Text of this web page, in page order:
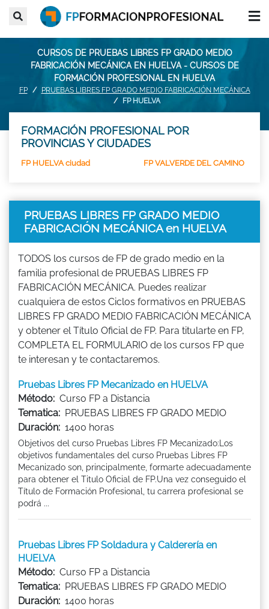
CURSOS DE PRUEBAS LIBRES FP GRADO MEDIO
FABRICACIÓN MECÁNICA EN HUELVA - CURSOS DE
FORMACIÓN PROFESIONAL EN HUELVA
FP
PRUEBAS LIBRES FP GRADO MEDIO FABRICACIÓN MECÁNICA
FP HUELVA
FORMACIÓN PROFESIONAL POR
PROVINCIAS Y CIUDADES
FP HUELVA ciudad FP VALVERDE DEL CAMINO
PRUEBAS LIBRES FP GRADO MEDIO
FABRICACIÓN MECÁNICA en HUELVA
TODOS los cursos de FP de grado medio en la
familia profesional de PRUEBAS LIBRES FP
FABRICACIÓN MECÁNICA. Puedes realizar
cualquiera de estos Ciclos formativos en PRUEBAS
LIBRES FP GRADO MEDIO FABRICACIÓN MECÁNICA
y obtener el Título Oficial de FP. Para titularte en FP,
COMPLETA EL FORMULARIO de los cursos FP que
te interesan y te contactaremos.
Pruebas Libres FP Mecanizado en HUELVA
Método: Curso FP a Distancia
Tematica: PRUEBAS LIBRES FP GRADO MEDIO
Duración: 1400 horas
Objetivos del curso Pruebas Libres FP Mecanizado:Los
objetivos fundamentales del curso Pruebas Libres FP
Mecanizado son, principalmente, formarte adecuadamente
para obtener el Titulo Oficial de FP.Una vez conseguido el
Título de Formación Profesional, tu carrera profesional se
podrá ...
Pruebas Libres FP Soldadura y Calderería en
HUELVA
Método: Curso FP a Distancia
Tematica: PRUEBAS LIBRES FP GRADO MEDIO
Duración: 1400 horas